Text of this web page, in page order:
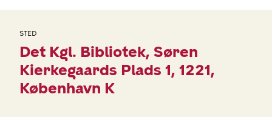
STED
Det Kgl. Bibliotek Søren
Kierkegaards Plads 1 1221
København K